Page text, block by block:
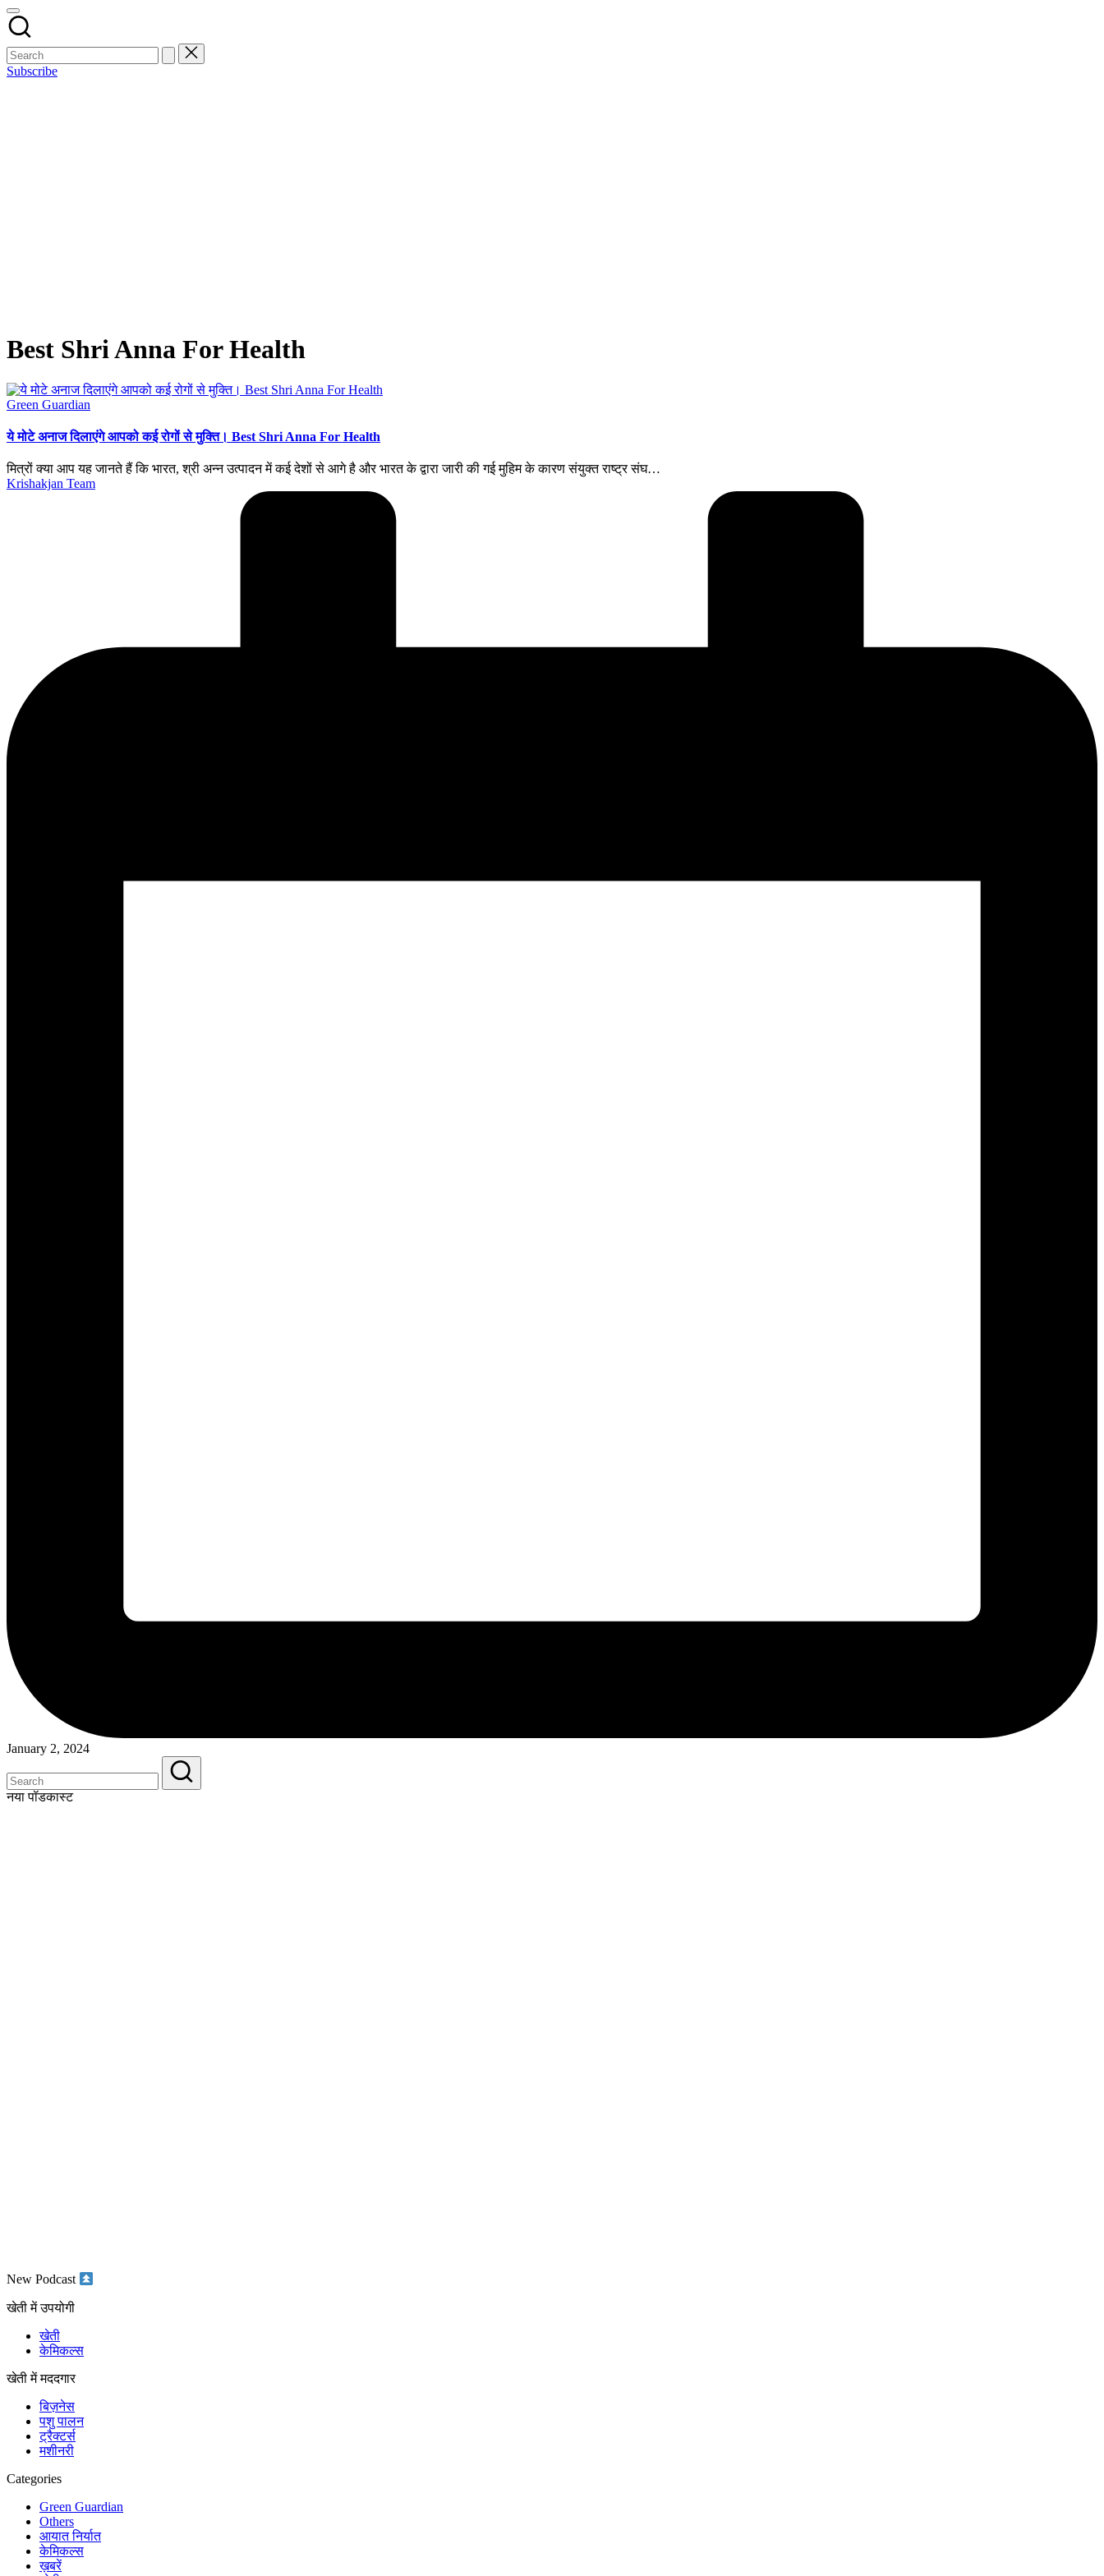
Subscribe
Best Shri Anna For Health
Posted
Green Guardian
ये मोटे अनाज दिलाएंगे आपको कई रोगों से मुक्ति। Best Shri Anna For Health
मित्रों क्या आप यह जानते हैं कि भारत, श्री अन्न उत्पादन में कई देशों से आगे है और भारत के द्वारा जारी की गई मुहिम के कारण संयुक्त राष्ट्र संघ…
Posted
Krishakjan Team
January 2, 2024
नया पॉडकास्ट
New Podcast
खेती में उपयोगी
खेती
केमिकल्स
खेती में मददगार
बिज़नेस
पशु पालन
ट्रैक्टर्स
मशीनरी
Categories
Green Guardian
Others
आयात निर्यात
केमिकल्स
ख़बरें